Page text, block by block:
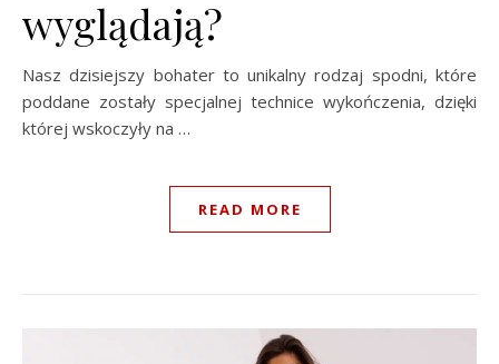
wyglądają?
Nasz dzisiejszy bohater to unikalny rodzaj spodni, które
poddane zostały specjalnej technice wykończenia, dzięki
której wskoczyły na …
READ MORE